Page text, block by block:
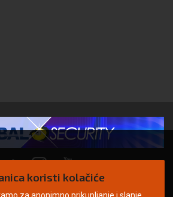
koristi kolačiće